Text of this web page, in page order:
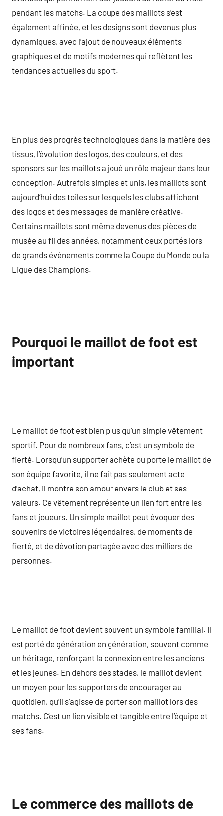
pendant les matchs. La coupe des maillots s’est
également affinée, et les designs sont devenus plus
dynamiques, avec l’ajout de nouveaux éléments
graphiques et de motifs modernes qui reflètent les
tendances actuelles du sport.
En plus des progrès technologiques dans la matière des
tissus, l’évolution des logos, des couleurs, et des
sponsors sur les maillots a joué un rôle majeur dans leur
conception. Autrefois simples et unis, les maillots sont
aujourd’hui des toiles sur lesquels les clubs affichent
des logos et des messages de manière créative.
Certains maillots sont même devenus des pièces de
musée au fil des années, notamment ceux portés lors
de grands événements comme la Coupe du Monde ou la
Ligue des Champions.
Pourquoi le maillot de foot est
important
Le maillot de foot est bien plus qu’un simple vêtement
sportif. Pour de nombreux fans, c’est un symbole de
fierté. Lorsqu’un supporter achète ou porte le maillot de
son équipe favorite, il ne fait pas seulement acte
d’achat, il montre son amour envers le club et ses
valeurs. Ce vêtement représente un lien fort entre les
fans et joueurs. Un simple maillot peut évoquer des
souvenirs de victoires légendaires, de moments de
fierté, et de dévotion partagée avec des milliers de
personnes.
Le maillot de foot devient souvent un symbole familial. Il
est porté de génération en génération, souvent comme
un héritage, renforçant la connexion entre les anciens
et les jeunes. En dehors des stades, le maillot devient
un moyen pour les supporters de encourager au
quotidien, qu’il s’agisse de porter son maillot lors des
matchs. C’est un lien visible et tangible entre l’équipe et
ses fans.
Le commerce des maillots de